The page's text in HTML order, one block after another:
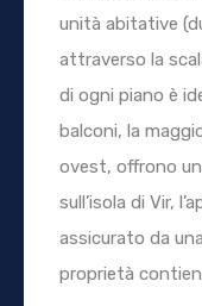
unità abitative
attraverso la
di ogni piano è
balconi, la
ovest, offrono
sull’isola di Vir,
assicurato da
proprietà